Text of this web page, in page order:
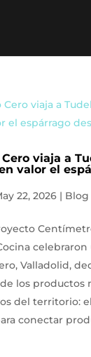
viaja a
valor el
22, 2026| Blog
Valladolid,
los productos
del territorio:
conectar